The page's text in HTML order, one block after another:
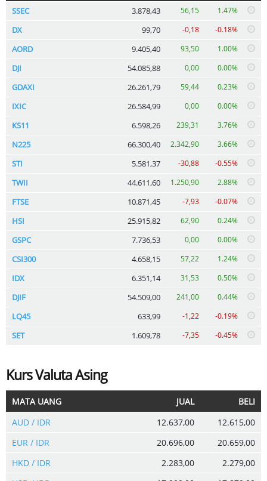
SSEC 3.878,43 56,15 1.47%
DX 99,70 -0,18 -0.18%
AORD 9.405,40 93,50 1.00%
DJI 54.085,88 0,00 0.00%
GDAXI 26.261,79 59,44 0.23%
IXIC 26.584,99 0,00 0.00%
KS11 6.598,26 239,31 3.76%
N225 66.300,40 2.342,90 3.66%
STI 5.581,37 -30,88 -0.55%
TWII 44.611,60 1.250,90 2.88%
FTSE 10.871,45 -7,93 -0.07%
HSI 25.915,82 62,90 0.24%
GSPC 7.736,53 0,00 0.00%
CSI300 4.658,15 57,22 1.24%
IDX 6.351,14 31,53 0.50%
DJIF 54.509,00 241,00 0.44%
LQ45 633,99 -1,22 -0.19%
SET 1.609,78 -7,35 -0.45%
Kurs Valuta Asing
MATA UANG JUAL
BELI
AUD / IDR
12.637,00
12.615,00
EUR / IDR
20.696,00
20.659,00
HKD / IDR
2.283,00
2.279,00